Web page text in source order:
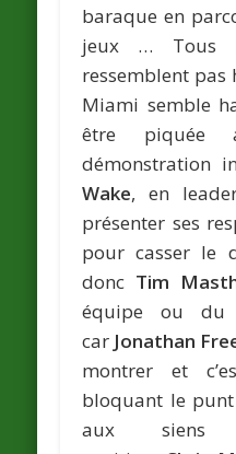
baraque en
jeux … Tous
ressemblent pas
Miami semble
être
démonstration
Wake, en
présenter ses
pour casser le
donc Tim
équipe ou du
car Jonathan
montrer et
bloquant le
aux siens